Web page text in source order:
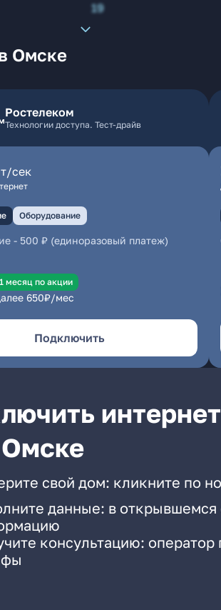
19
Омске
Ростелеком
Технологии доступа. Тест-драйв
сек
Оборудование
- 500 ₽ (единоразовый платеж)
1 месяц по акции
650₽/мес
Подключить
свой дом: кликните по
данные: в открывшемся
консультацию: